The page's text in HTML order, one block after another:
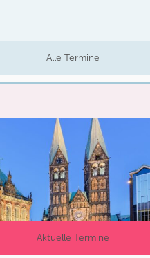
Alle Termine
Aktuelle Termine